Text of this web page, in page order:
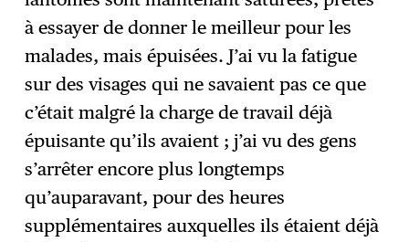
à essayer de donner le meilleur pour les
malades, mais épuisées. J’ai vu la fatigue
sur des visages qui ne savaient pas ce que
c’était malgré la charge de travail déjà
épuisante qu’ils avaient ; j’ai vu des gens
s’arrêter encore plus longtemps
qu’auparavant, pour des heures
supplémentaires auxquelles ils étaient déjà